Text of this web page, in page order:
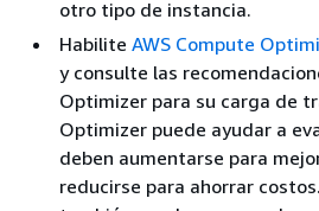
otro tipo de instancia.
Habilite AWS Compute
y consulte las
Optimizer para su carga de
Optimizer puede ayudar a
deben aumentarse para
reducirse para ahorrar